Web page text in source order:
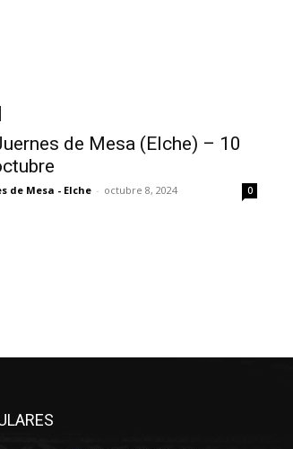
de Mesa (Elche) – 10
de Mesa - Elche - octubre 8, 2024 0